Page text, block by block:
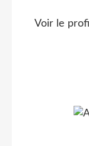
Voir le